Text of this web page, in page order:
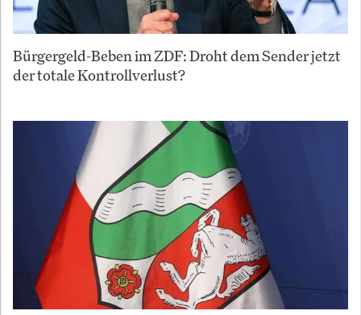
Bürgergeld-Beben im ZDF: Droht dem Sender jetzt
der totale Kontrollverlust?